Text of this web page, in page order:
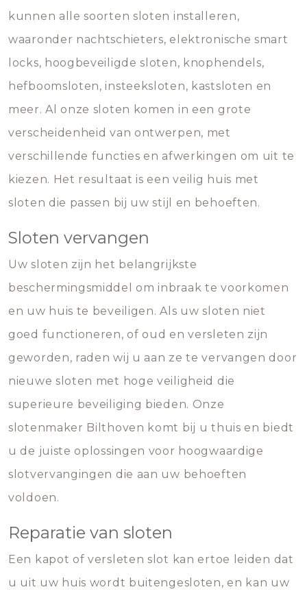
kunnen alle soorten sloten installeren,
waaronder nachtschieters, elektronische smart
locks, hoogbeveiligde sloten, knophendels,
hefboomsloten, insteeksloten, kastsloten en
meer. Al onze sloten komen in een grote
verscheidenheid van ontwerpen, met
verschillende functies en afwerkingen om uit te
kiezen. Het resultaat is een veilig huis met
sloten die passen bij uw stijl en behoeften.
Sloten vervangen
Uw sloten zijn het belangrijkste
beschermingsmiddel om inbraak te voorkomen
en uw huis te beveiligen. Als uw sloten niet
goed functioneren, of oud en versleten zijn
geworden, raden wij u aan ze te vervangen door
nieuwe sloten met hoge veiligheid die
superieure beveiliging bieden. Onze
slotenmaker Bilthoven komt bij u thuis en biedt
u de juiste oplossingen voor hoogwaardige
slotvervangingen die aan uw behoeften
voldoen.
Reparatie van sloten
Een kapot of versleten slot kan ertoe leiden dat
u uit uw huis wordt buitengesloten, en kan uw